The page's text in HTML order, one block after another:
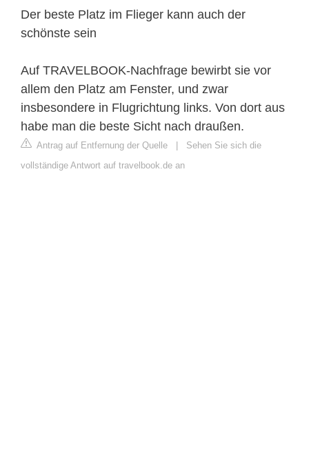
Der beste Platz im Flieger kann auch der
schönste sein
Auf TRAVELBOOK-Nachfrage bewirbt sie vor
allem den Platz am Fenster, und zwar
insbesondere in Flugrichtung links. Von dort aus
habe man die beste Sicht nach draußen.
Antrag auf Entfernung der Quelle | Sehen Sie sich die
vollständige Antwort auf travelbook.de an